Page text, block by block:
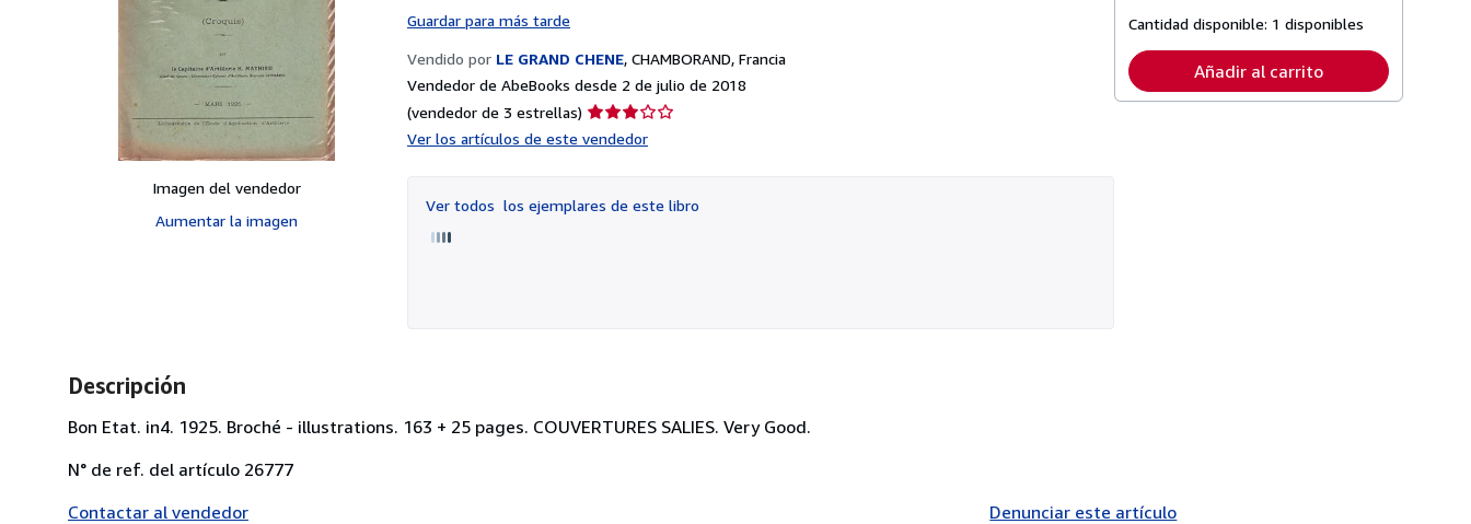
Imagen del vendedor
Aumentar la imagen
Guardar para más tarde
Vendido por LE GRAND CHENE, CHAMBORAND, Francia
Vendedor de AbeBooks desde 2 de julio de 2018
(vendedor de 3 estrellas) Calificación
Ver los artículos de este vendedor
Ver todos los ejemplares de este libro
tarifas
envío
Cantidad disponible: 1 disponibles
Añadir al carrito
Descripción
Bon Etat. in4. 1925. Broché - illustrations. 163 + 25 pages. COUVERTURES SALIES. Very Good.
N° de ref. del artículo 26777
Contactar al vendedor
Denunciar este artículo